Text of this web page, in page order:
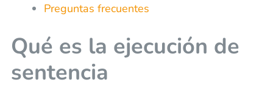
Preguntas frecuentes
Qué es la ejecución de
sentencia